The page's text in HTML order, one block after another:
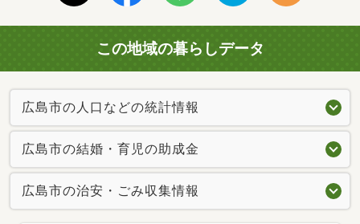
この地域の暮らしデータ
広島市の人口などの統計情報
広島市の結婚・育児の助成金
広島市の治安・ごみ収集情報